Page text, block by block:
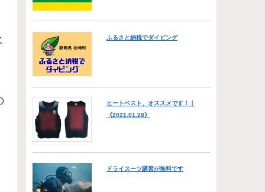
ふるさと納税でダイビング
ヒートベスト、オススメです！｜
《2021.01.28》
ドライスーツ講習が無料です